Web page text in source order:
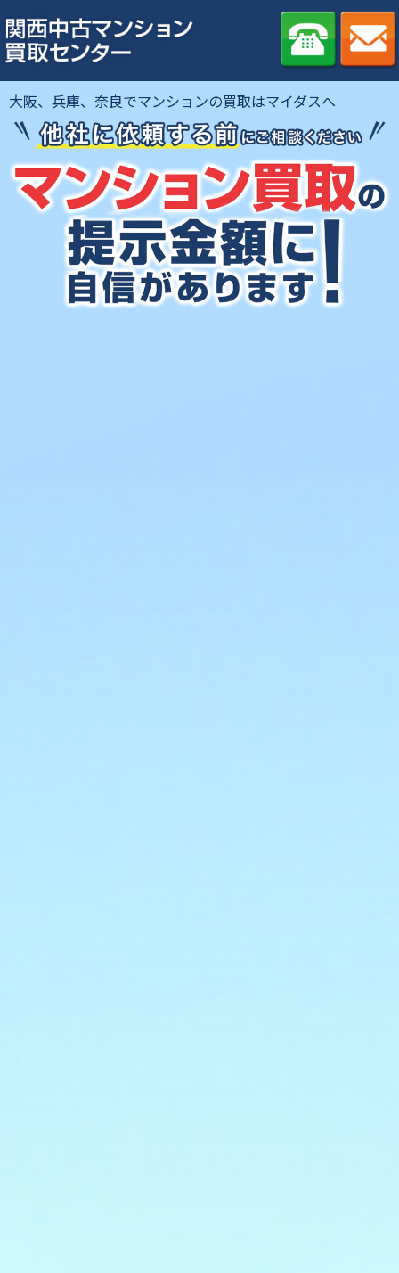
大阪、兵庫、奈良でマンションの買取はマイダスへ